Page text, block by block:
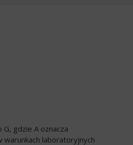
gdzie A oznacza
laboratoryjnych